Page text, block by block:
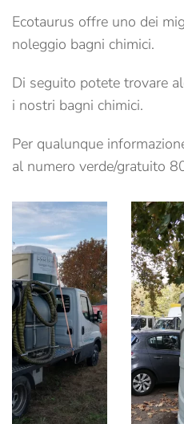
Ecotaurus offre uno dei
noleggio bagni chimici.
Di seguito potete trovare
i nostri bagni chimici.
Per qualunque
al numero verde/gratuito